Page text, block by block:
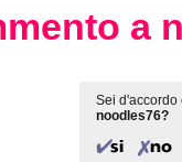
a
Sei d'accordo
noodles76?